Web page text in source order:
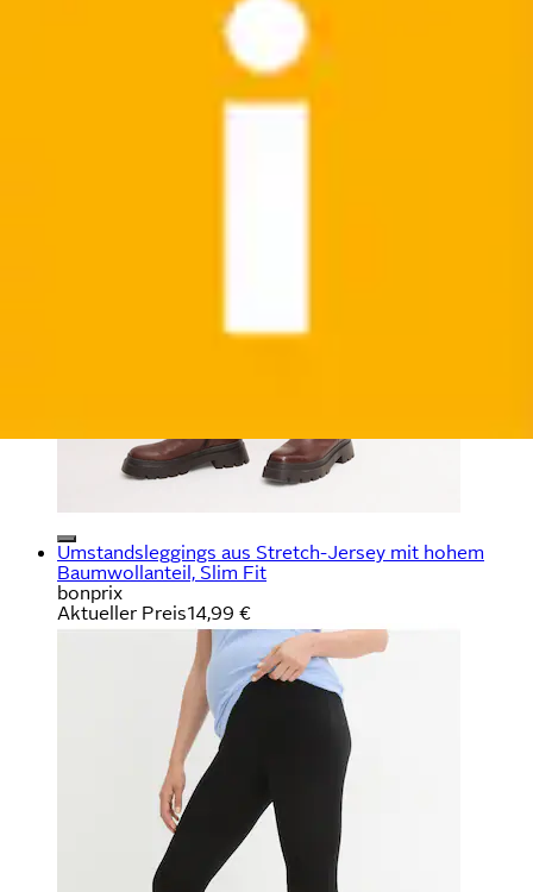
Umstandsleggings aus Stretch-Jersey mit hohem
Baumwollanteil, Slim Fit
bonprix
Aktueller Preis14,99 €